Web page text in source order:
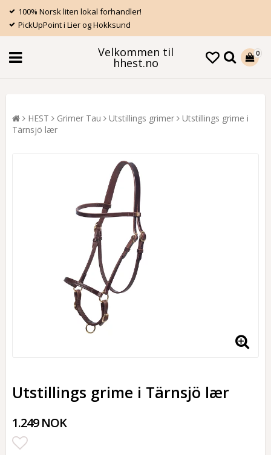
100% Norsk liten lokal forhandler!
PickUpPoint i Lier og Hokksund
Velkommen til
hhest.no
0
HEST Grimer Tau Utstillings grimer
Utstillings grime i
Tärnsjö lær
Utstillings grime i Tärnsjö lær
1.249 NOK